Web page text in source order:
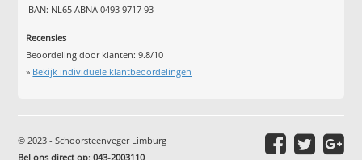
IBAN: NL65 ABNA 0493 9717 93
Recensies
Beoordeling door klanten:9.8/10
» Bekijk individuele klantbeoordelingen
© 2023 - Schoorsteenveger Limburg
Bel ons direct op:043-2003110